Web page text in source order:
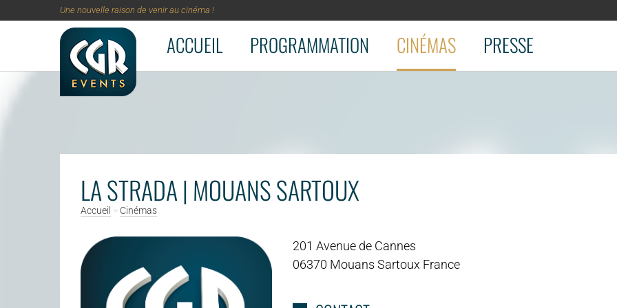
Aller au contenu principal
Une nouvelle raison de venir au cinéma !
ACCUEIL PROGRAMMATION CINÉMAS PRESSE
LA STRADA | MOUANS SARTOUX
Accueil > Cinémas
201 Avenue de Cannes
06370 Mouans Sartoux France